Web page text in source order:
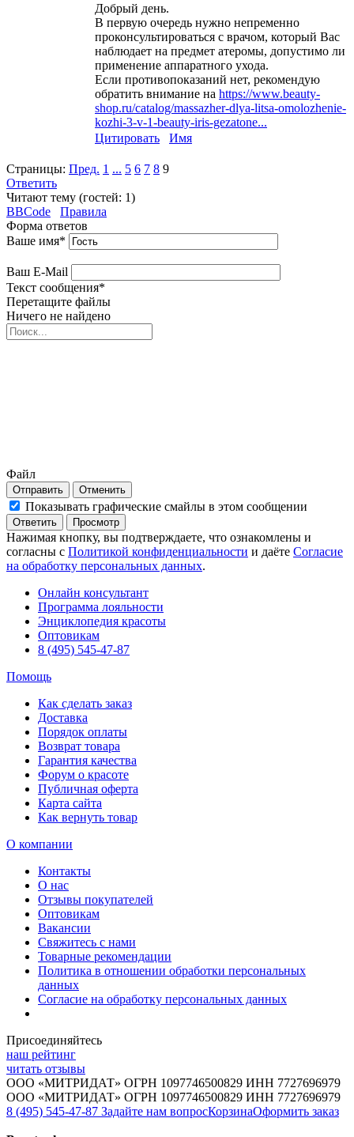
Добрый день.
В первую очередь нужно непременно
проконсультироваться с врачом, который Вас
наблюдает на предмет атеромы, допустимо ли
применение аппаратного ухода.
Если противопоказаний нет, рекомендую
обратить внимание на https://www.beauty-
shop.ru/catalog/massazher-dlya-litsa-omolozhenie-
kozhi-3-v-1-beauty-iris-gezatone...
Цитировать
Имя
Страницы: Пред. 1 ... 5 6 7 8 9
Ответить
Читают тему (гостей: 1)
BBCode
Правила
Форма ответов
Ваше имя*
Ваш E-Mail
Текст сообщения*
Перетащите файлы
Ничего не найдено
Файл
Отправить Отменить
Показывать графические смайлы в этом сообщении
Нажимая кнопку, вы подтверждаете, что ознакомлены и
согласны с Политикой конфиденциальности и даёте Согласие
на обработку персональных данных.
Онлайн консультант
Программа лояльности
Энциклопедия красоты
Оптовикам
8 (495) 545-47-87
Помощь
Как сделать заказ
Доставка
Порядок оплаты
Возврат товара
Гарантия качества
Форум о красоте
Публичная оферта
Карта сайта
Как вернуть товар
О компании
Контакты
О нас
Отзывы покупателей
Оптовикам
Вакансии
Свяжитесь с нами
Товарные рекомендации
Политика в отношении обработки персональных
данных
Согласие на обработку персональных данных
Присоединяйтесь
наш рейтинг
читать отзывы
ООО «МИТРИДАТ» ОГРН 1097746500829 ИНН 7727696979
ООО «МИТРИДАТ» ОГРН 1097746500829 ИНН 7727696979
8 (495) 545-47-87 Задайте нам вопросКорзинаОформить заказ